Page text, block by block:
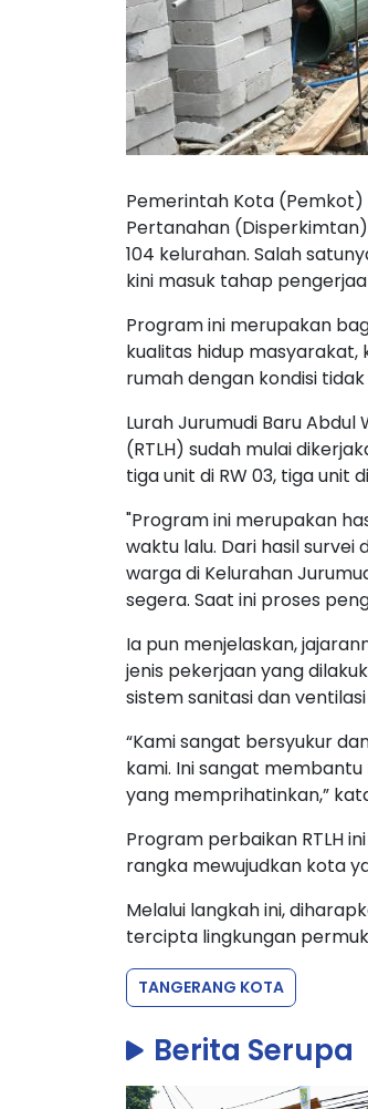
Pemerintah Kota (Pemkot)
Pertanahan
104 kelurahan. Salah
kini masuk tahap
Program ini merupakan
kualitas hidup masyarakat,
rumah dengan kondisi tidak
Lurah Jurumudi Baru
(RTLH) sudah mulai
tiga unit di RW 03, tiga unit
"Program ini merupakan
waktu lalu. Dari hasil
warga di Kelurahan
segera. Saat ini proses
Ia pun menjelaskan,
jenis pekerjaan yang
sistem sanitasi dan
“Kami sangat bersyukur
kami. Ini sangat
yang memprihatinkan,”
Program perbaikan RTLH
rangka mewujudkan kota
Melalui langkah ini,
tercipta lingkungan
TANGERANG KOTA
Berita Serupa